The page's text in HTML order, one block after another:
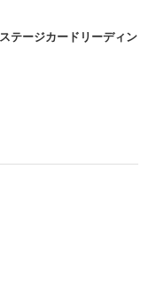
テージカードリーディン